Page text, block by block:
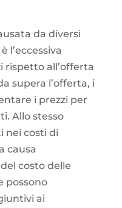
da diversi
l’eccessiva
rispetto all’offerta
supera l’offerta, i
i prezzi per
Allo stesso
nei costi di
causa
costo delle
possono
ai